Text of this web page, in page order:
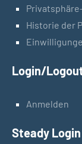
Historie der
Login/
Anmelden
Steady Login